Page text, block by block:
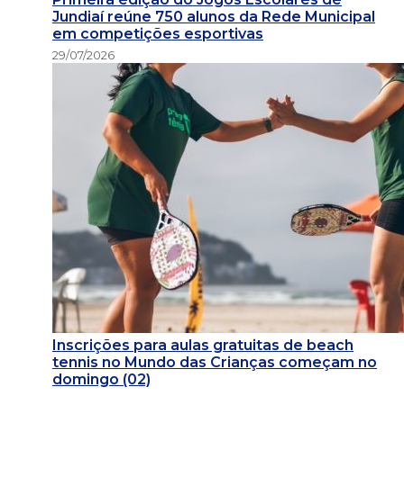
Jundiaí reúne 750 alunos da Rede Municipal
em competições esportivas
29/07/2026
Inscrições para aulas gratuitas de beach
tennis no Mundo das Crianças começam no
domingo (02)